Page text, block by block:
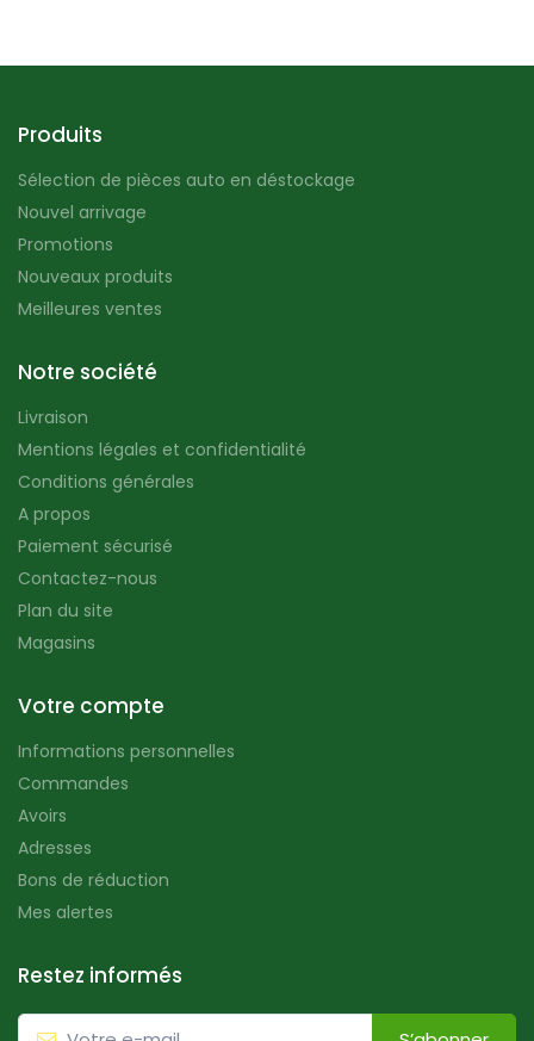
Produits
Sélection de pièces auto en déstockage
Nouvel arrivage
Promotions
Nouveaux produits
Meilleures ventes
Notre société
Livraison
Mentions légales et confidentialité
Conditions générales
A propos
Paiement sécurisé
Contactez-nous
Plan du site
Magasins
Votre compte
Informations personnelles
Commandes
Avoirs
Adresses
Bons de réduction
Mes alertes
Restez informés